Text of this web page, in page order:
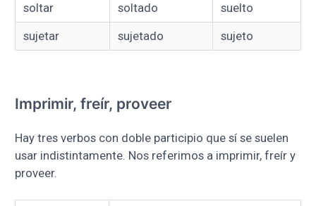
soltar
soltado
suelto
sujetar
sujetado sujeto
Imprimir, freír, proveer
Hay tres verbos con doble participio que sí se suelen
usar indistintamente. Nos referimos a imprimir, freír y
proveer.